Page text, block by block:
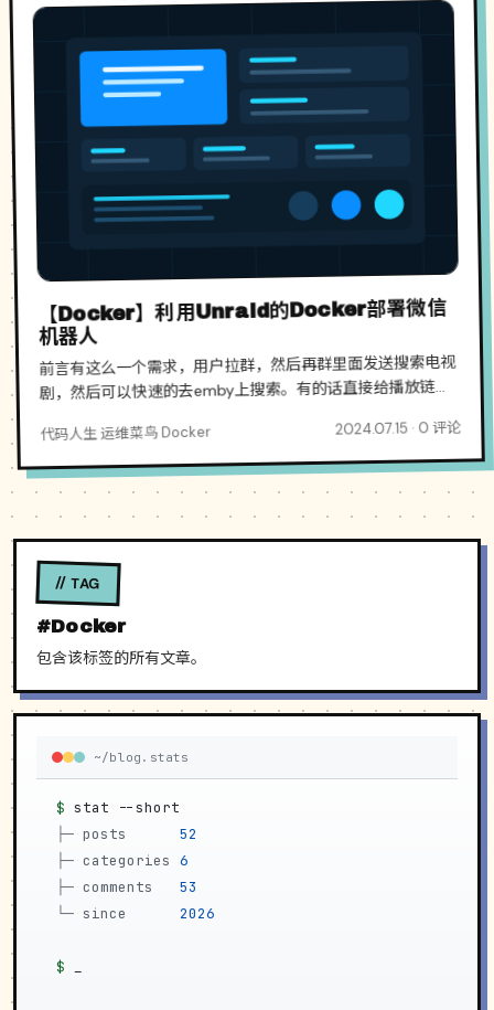
【Docker】利用Unraid的Docker部署微信
机器人
前言有这么一个需求，用户拉群，然后再群里面发送搜索电视
剧，然后可以快速的去emby上搜索。有的话直接给播放链
接，如果没有的话，直接去搜索下来并且下载，下载后自动入
库。但是后面这一部分的需求应该还需要一段时间，因此我...
代码人生 运维菜鸟 Docker 2024.07.15 · 0 评论
// TAG
#Docker
包含该标签的所有文章。
~/blog.stats
$ stat --short
├─ posts
52
├─ categories 6
├─ comments
53
└─ since 2026
$